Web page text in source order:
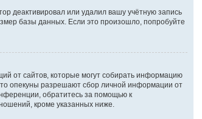
деактивировал или удалил вашу учётную запись
базы данных. Если это произошло, попробуйте
от сайтов, которые могут собирать информацию
опекуны разрешают сбор личной информации от
обратитесь за помощью к
кроме указанных ниже.